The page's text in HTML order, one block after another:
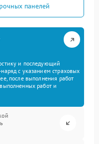
панелей
и последующий
с указанием страховых
после выполнения работ
работ и